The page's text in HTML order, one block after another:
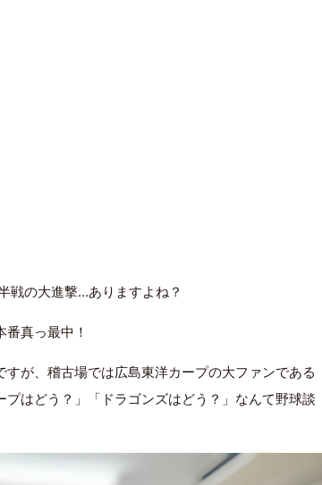
戦の大進撃…ありますよね？
真っ最中！
が、稽古場では広島東洋カープの大ファンである
はどう？」「ドラゴンズはどう？」なんて野球談